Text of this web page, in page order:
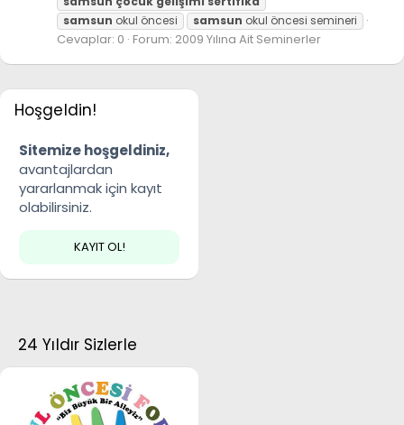
samsun okul öncesi samsun okul öncesi semineri
Cevaplar: 0 Forum: 2009 Yılına Ait Seminerler
Hoşgeldin!
Sitemize hoşgeldiniz,
avantajlardan
yararlanmak için kayıt
olabilirsiniz.
KAYIT OL!
24 Yıldır Sizlerle